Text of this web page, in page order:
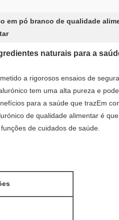
em pó branco de qualidade
naturais para a
a rigorosos ensaios de
tem uma alta pureza e
para a saúde que trazEm
de qualidade alimentar é
de cuidados de saúde.